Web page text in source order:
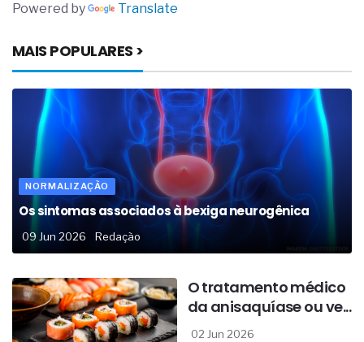
Powered by Translate
MAIS POPULARES >
NORMALIZAÇÃO
Os sintomas associados à bexiga neurogênica
09 Jun 2026 Redação
O tratamento médico
da anisaquíase ou ve...
02 Jun 2026